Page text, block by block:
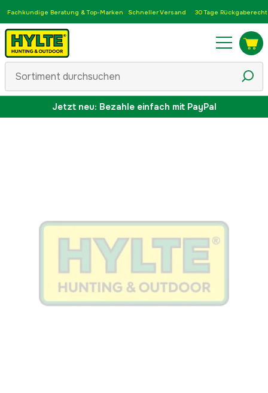
Fachkundige Beratung & Top-Marken Schneller Versand 30 Tage Rückgaberecht
Jetzt neu: Bezahle einfach mit PayPal